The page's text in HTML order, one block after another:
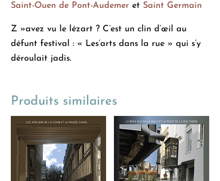
Saint-Ouen de Pont-Audemer et Saint Germain
Z »avez vu le lézart ? C’est un clin d’œil au
défunt festival : « Les’arts dans la rue » qui s’y
déroulait jadis.
Produits similaires